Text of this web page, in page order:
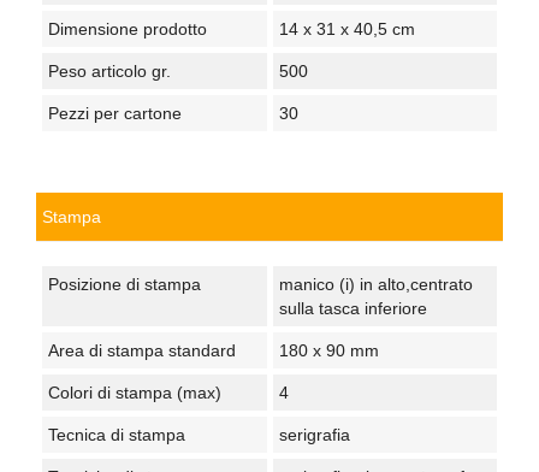
Dimensione prodotto 14 x 31 x 40,5 cm
Peso articolo gr. 500
Pezzi per cartone 30
Stampa
Posizione di stampa
manico (i) in alto,centrato
sulla tasca inferiore
Area di stampa standard 180 x 90 mm
Colori di stampa (max) 4
Tecnica di stampa serigrafia